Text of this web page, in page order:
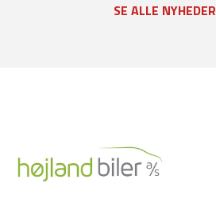
SE ALLE NYHEDER